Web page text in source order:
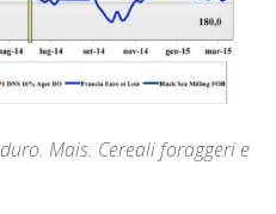
Mais. Cereali foraggeri e